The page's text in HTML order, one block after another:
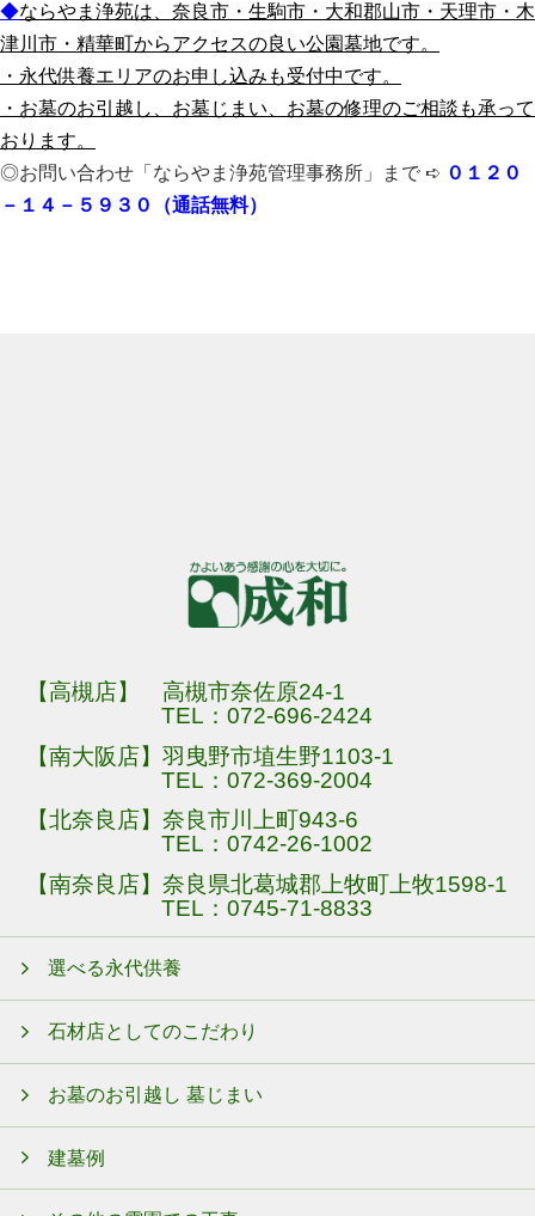
◆ならやま浄苑は、奈良市・生駒市・大和郡山市・天理市・木
津川市・精華町からアクセスの良 い公園墓地です。
・永代供養エリアのお申し込みも受付中です。
・お墓のお引越し、お墓じまい、お墓の修理のご相談も承って
おります。
◎お問い合わせ「ならやま浄苑管理事務所」まで ➪ ０１２０
－１４－５９３０（通話無料）
【高槻店】 高槻市奈佐原24-1
TEL：072-696-2424
【南大阪店】羽曳野市埴生野1103-1
TEL：072-369-2004
【北奈良店】奈良市川上町943-6
TEL：0742-26-1002
【南奈良店】奈良県北葛城郡上牧町上牧1598-1
TEL：0745-71-8833
選べる永代供養
石材店としてのこだわり
お墓のお引越し 墓じまい
建墓例